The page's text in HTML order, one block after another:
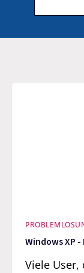
Windows XP
Viele